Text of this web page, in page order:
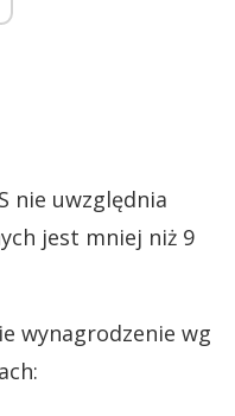
nie uwzględnia
jest mniej niż 9
wynagrodzenie wg